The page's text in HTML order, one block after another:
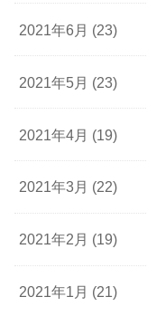
2021年6月 (23)
2021年5月 (23)
2021年4月 (19)
2021年3月 (22)
2021年2月 (19)
2021年1月 (21)